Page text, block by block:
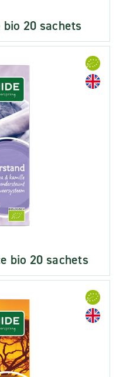
20 sachets
bio 20 sachets